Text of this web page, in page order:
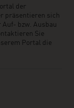
der
präsentieren sich
bzw. Ausbau
Sie
Portal die